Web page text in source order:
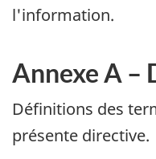
l'information.
Annexe A –
Définitions des
présente directive.